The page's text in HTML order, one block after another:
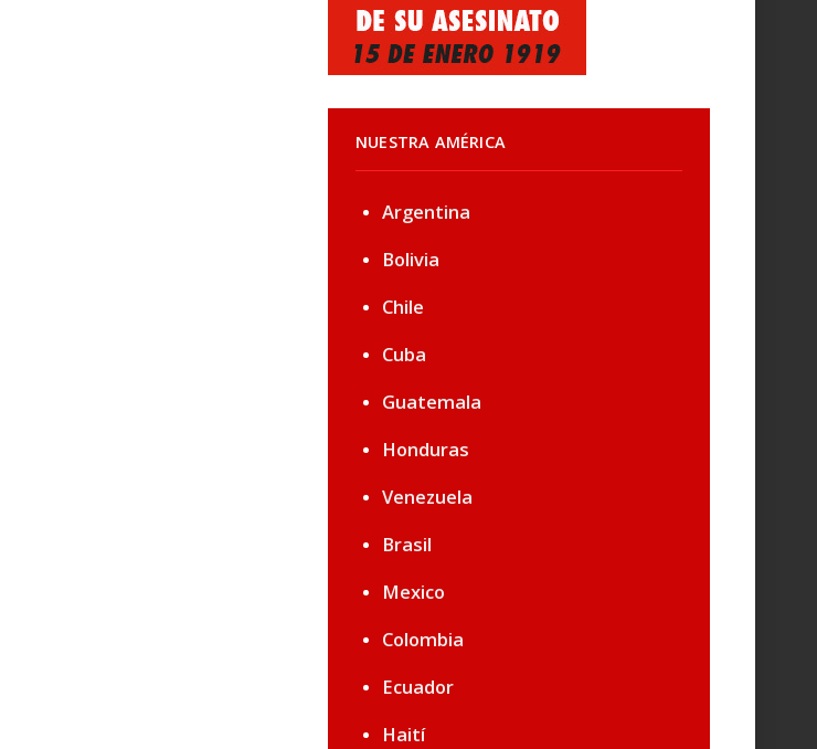
NUESTRA AMÉRICA
Argentina
Bolivia
Chile
Cuba
Guatemala
Honduras
Venezuela
Brasil
Mexico
Colombia
Ecuador
Haití